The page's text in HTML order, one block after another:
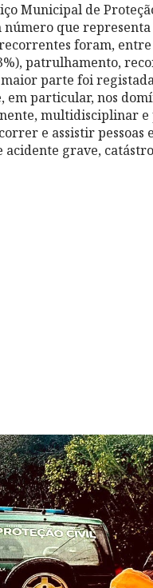
Municipal de
que
foram,
patrulhamento,
maior parte foi
em particular, nos
multidisciplinar
e assistir pessoas
grave,